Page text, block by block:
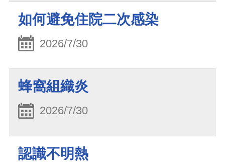
如何避免住院二次感染
2026/7/30
蜂窩組織炎
2026/7/30
認識不明熱